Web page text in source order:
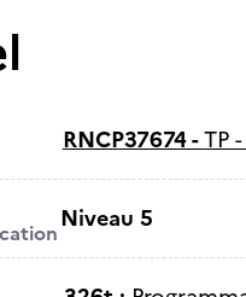
RNCP37674 -TP
Niveau 5